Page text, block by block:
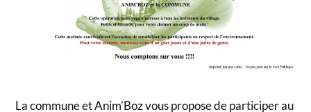
La commune et Anim’Boz vous propose de participer au